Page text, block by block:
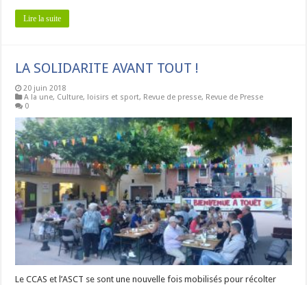
Lire la suite
LA SOLIDARITE AVANT TOUT !
20 juin 2018
A la une, Culture, loisirs et sport, Revue de presse, Revue de Presse
0
Le CCAS et l’ASCT se sont une nouvelle fois mobilisés pour récolter